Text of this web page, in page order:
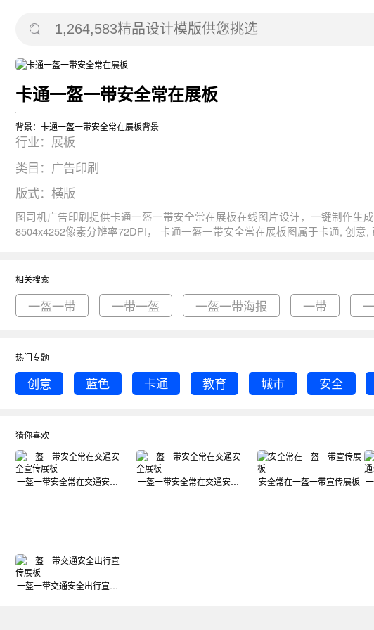
卡通一盔一带安全常在展板
背景：卡通一盔一带安全常在展板背景
行业：展板
类目：广告印刷
版式：横版
图司机广告印刷提供卡通一盔一带安全常在展板在线图片设计，一键制作生成， 图片资源是由165250于2020-06-01T12:09:24+08:00传的作品。 图片创意蓝色卡通教育城市安全公益宣传韩版
8504x4252像素分辨率72DPI， 卡通一盔一带安全常在展板图属于卡通, 创意, 蓝色, 安全, 教育主题。 主要用于展板行业，为您推荐与卡通一盔一带安全常在展板相关的专题一盔一带, 一带一盔, 一
相关搜索
一盔一带 一带一盔 一盔一带海报 一带
热门专题
创意 蓝色 卡通 教育 城市 安全
猜你喜欢
一盔一带安全常在交通安全宣传展板 一盔一带安全常在交通安全展板 安全常在一盔一带宣传展板
一盔一带交通安全出行宣传展板